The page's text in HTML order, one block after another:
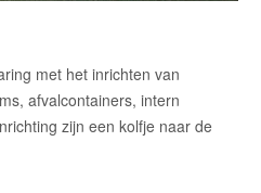
met het inrichten van
afvalcontainers, intern
chting zijn een kolfje naar de